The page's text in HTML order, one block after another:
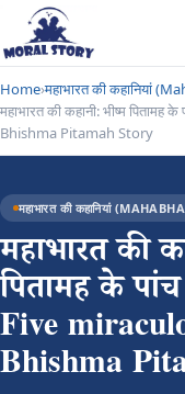
Home›महाभारत की कहानियां
महाभारत की कहानी: भीष्म
Bhishma Pitamah Story
महाभारत की कहानियां
महाभारत की
पितामह के
Five
Bhishma